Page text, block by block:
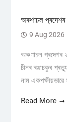
অৰুণাচল প্ৰদেশৰ
9 Aug 2026
অৰুণাচল প্ৰদেশৰ
চীনৰ ৰঙাচকুৰ
নাম
Read More